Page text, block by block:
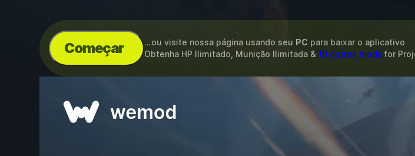
Começar ...ou visite nossa página usando seu PC para baixar o aplicativo
Obtenha HP Ilimitado, Munição Ilimitada & 10 outros mods for